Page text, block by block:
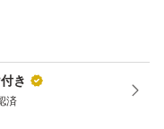
です
き
済